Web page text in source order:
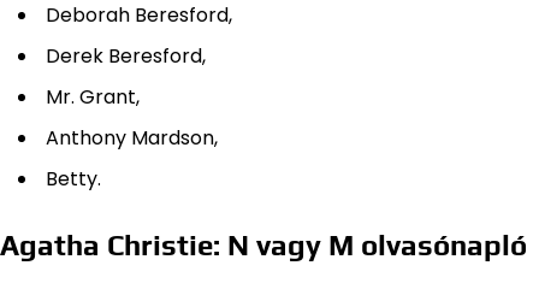
Deborah Beresford,
Derek Beresford,
Mr. Grant,
Anthony Mardson,
Betty.
Agatha Christie: N vagy M olvasónapló